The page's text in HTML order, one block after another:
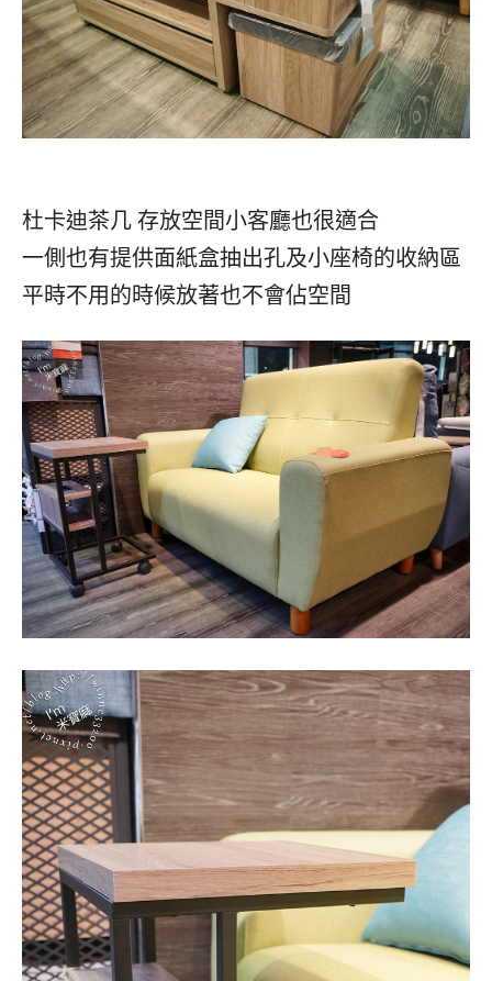
杜卡迪茶几 存放空間小客廳也很適合
一側也有提供面紙盒抽出孔及小座椅的收納區
平時不用的時候放著也不會佔空間